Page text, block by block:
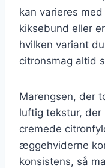
kan varieres
kiksebund eller
hvilken variant
citronsmag altid
Marengsen, der
luftig tekstur, der
cremede
æggehviderne
konsistens, så